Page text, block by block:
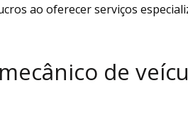
ao oferecer serviços
de